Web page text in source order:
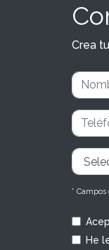
Crea
*
He